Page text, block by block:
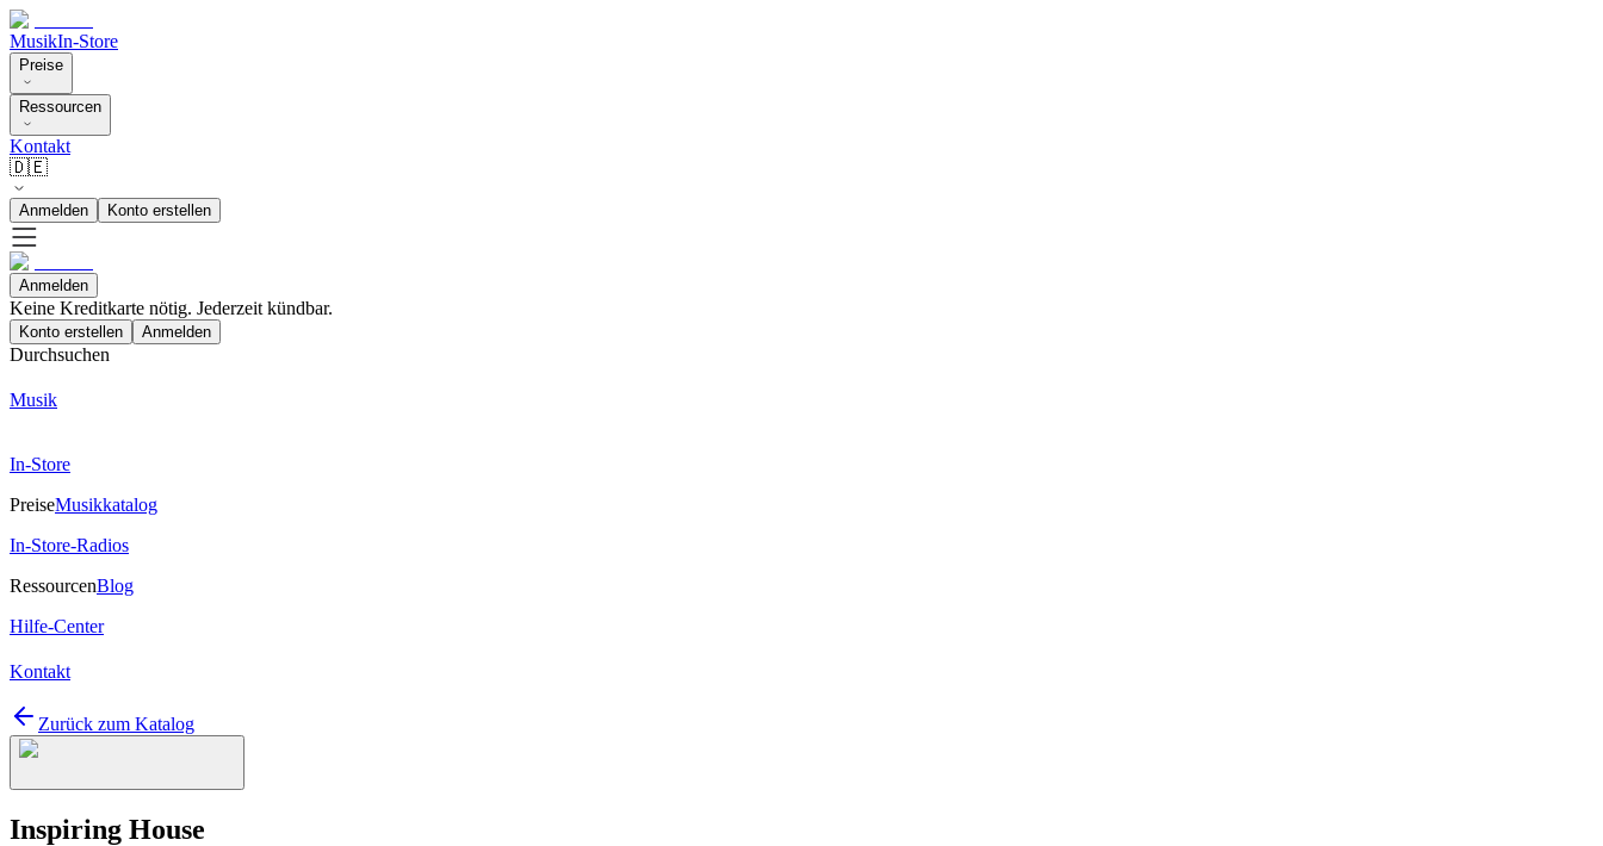
MusikIn-Store
Preise
Ressourcen
Kontakt
🇩🇪
Anmelden Konto erstellen
Anmelden
Keine Kreditkarte nötig. Jederzeit kündbar.
Konto erstellen Anmelden
Durchsuchen
Musik
In-Store
PreiseMusikkatalog
In-Store-Radios
RessourcenBlog
Hilfe-Center
Kontakt
Zurück zum Katalog
Inspiring House